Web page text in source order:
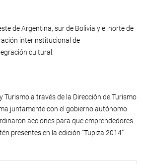
de Argentina, sur de Bolivia y el norte de
interinstitucional de
cultural.
Turismo a través de la Dirección de Turismo
juntamente con el gobierno autónomo
acciones para que emprendedores
presentes en la edición “Tupiza 2014”